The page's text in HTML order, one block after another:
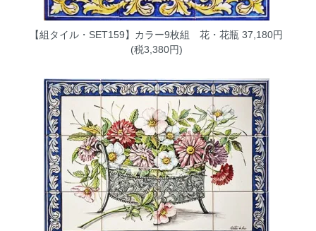
【組タイル・SET159】カラー9枚組 花・花瓶 37,180円
(税3,380円)